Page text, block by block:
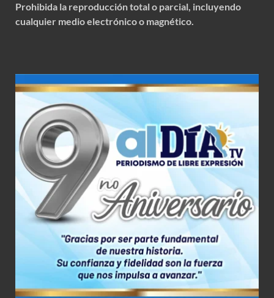
Prohibida la reproducción total o parcial, incluyendo
cualquier medio electrónico o magnético.